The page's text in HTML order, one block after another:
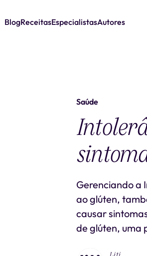
BlogReceitasEspecialistasAutores
Saúde
Gerenciando a
ao glúten,
causar
de glúten, uma